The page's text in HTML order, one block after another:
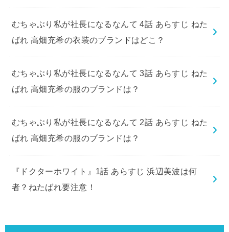
むちゃぶり私が社長になるなんて 4話 あらすじ ねた
ばれ 高畑充希の衣装のブランドはどこ？
むちゃぶり私が社長になるなんて 3話 あらすじ ねた
ばれ 高畑充希の服のブランドは？
むちゃぶり私が社長になるなんて 2話 あらすじ ねた
ばれ 高畑充希の服のブランドは？
『ドクターホワイト』1話 あらすじ 浜辺美波は何
者？ねたばれ要注意！